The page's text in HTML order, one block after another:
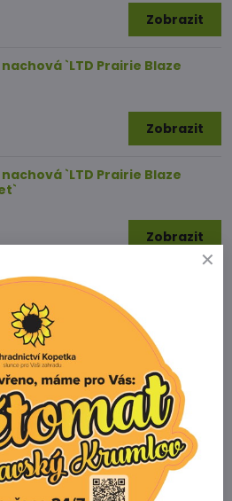
Zobrazit
`LTD Prairie Blaze
Zobrazit
`LTD Prairie Blaze
Zobrazit
s výběrem
Krumlova